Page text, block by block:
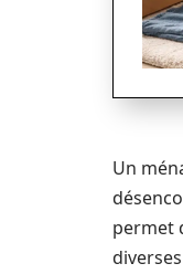
Un
permet